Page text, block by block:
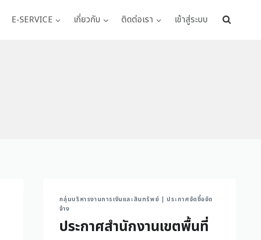
E-SERVICE เกี่ยวกับ ติดต่อเรา เข้าสู่ระบบ
กลุ่มบริหารงานการเงินและสินทรัพย์ | ประกาศจัดซื้อจัด
จ้าง
ประกาศสำนักงานเขตพื้นที่